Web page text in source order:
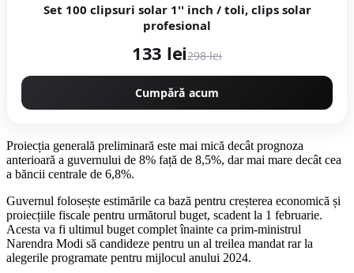
Set 100 clipsuri solar 1'' inch / toli, clips solar
profesional
133 lei298 lei
Cumpără acum
Proiecția generală preliminară este mai mică decât prognoza
anterioară a guvernului de 8% față de 8,5%, dar mai mare decât cea
a băncii centrale de 6,8%.
Guvernul folosește estimările ca bază pentru creșterea economică și
proiecțiile fiscale pentru următorul buget, scadent la 1 februarie.
Acesta va fi ultimul buget complet înainte ca prim-ministrul
Narendra Modi să candideze pentru un al treilea mandat rar la
alegerile programate pentru mijlocul anului 2024.